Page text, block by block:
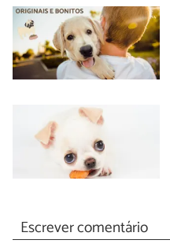
Escrever comentário